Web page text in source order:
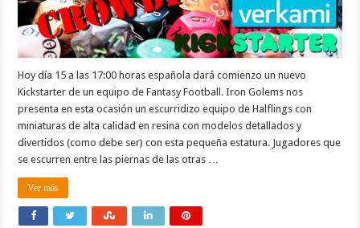
Hoy día 15 a las 17:00 horas española dará comienzo un nuevo
Kickstarter de un equipo de Fantasy Football. Iron Golems nos
presenta en esta ocasión un escurridizo equipo de Halflings con
miniaturas de alta calidad en resina con modelos detallados y
divertidos (como debe ser) con esta pequeña estatura. Jugadores que
se escurren entre las piernas de las otras …
Ver más